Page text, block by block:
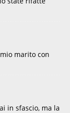
marito con
in sfascio, ma la